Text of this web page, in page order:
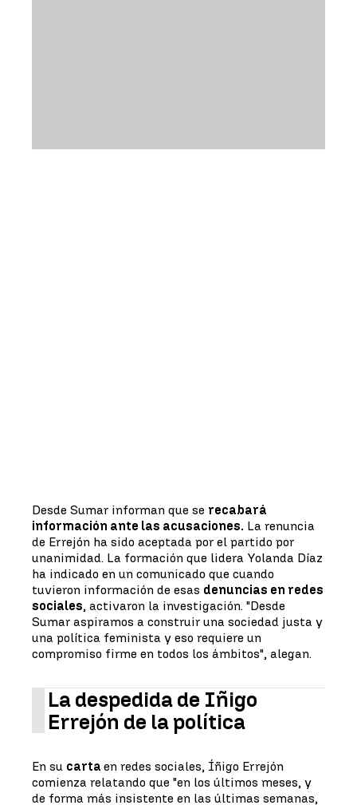
Desde Sumar informan que se recabará
información ante las acusaciones. La renuncia
de Errejón ha sido aceptada por el partido por
unanimidad. La formación que lidera Yolanda Díaz
ha indicado en un comunicado que cuando
tuvieron información de esas denuncias en redes
sociales, activaron la investigación. "Desde
Sumar aspiramos a construir una sociedad justa y
una política feminista y eso requiere un
compromiso firme en todos los ámbitos", alegan.
La despedida de Iñigo
Errejón de la política
En su carta en redes sociales, Íñigo Errejón
comienza relatando que "en los últimos meses, y
de forma más insistente en las últimas semanas,